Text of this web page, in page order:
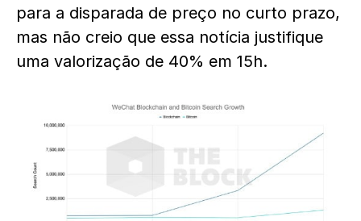
para a disparada de preço no curto prazo,
mas não creio que essa notícia justifique
uma valorização de 40% em 15h.